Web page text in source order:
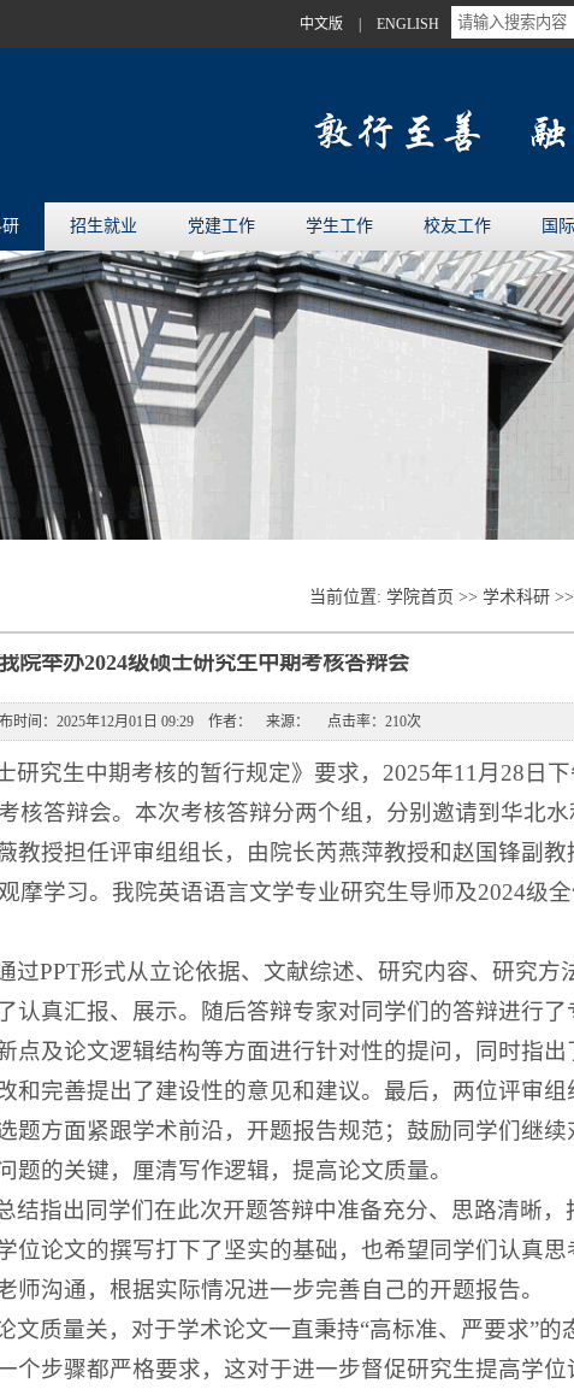
中文版 ENGLISH
招生就业 党建工作 学生工作 校友工作 国
当前位置: 学院首页 >> 学术科研 >>
院举办2024级硕士研究生中期考核答辩会
时间：2025年12月01日 09:29 作者： 来源： 点击率：210次
研究生中期考核的暂行规定》要求，2025年11月28日
核答辩会。本次考核答辩分两个组，分别邀请到华北
教授担任评审组组长，由院长芮燕萍教授和赵国锋副教
摩学习。我院英语语言文学专业研究生导师及2024级
过PPT形式从立论依据、文献综述、研究内容、研究方
认真汇报、展示。随后答辩专家对同学们的答辩进行了
点及论文逻辑结构等方面进行针对性的提问，同时指出
和完善提出了建设性的意见和建议。最后，两位评审组
题方面紧跟学术前沿，开题报告规范；鼓励同学们继续
题的关键，厘清写作逻辑，提高论文质量。
结指出同学们在此次开题答辩中准备充分、思路清晰，
位论文的撰写打下了坚实的基础，也希望同学们认真思
师沟通，根据实际情况进一步完善自己的开题报告。
文质量关，对于学术论文一直秉持“高标准、严要求”的
个步骤都严格要求，这对于进一步督促研究生提高学位